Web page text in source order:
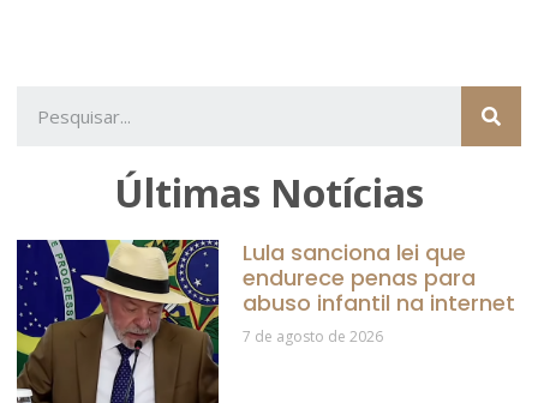
Últimas Notícias
Lula sanciona lei que
endurece penas para
abuso infantil na internet
7 de agosto de 2026